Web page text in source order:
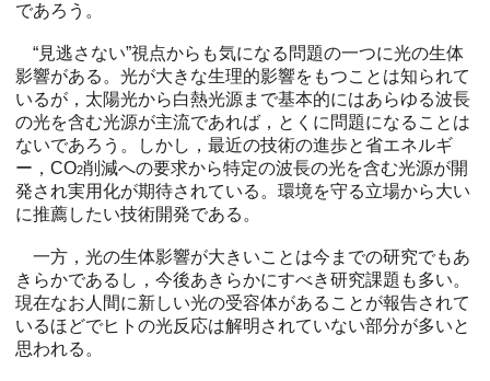
であろう。
“見逃さない”視点からも気になる問題の一つに光の生体
影響がある。光が大きな生理的影響をもつことは知られて
いるが，太陽光から白熱光源まで基本的にはあらゆる波長
の光を含む光源が主流であれば，とくに問題になることは
ないであろう。しかし，最近の技術の進歩と省エネルギ
ー，CO2削減への要求から特定の波長の光を含む光源が開
発され実用化が期待されている。環境を守る立場から大い
に推薦したい技術開発である。
一方，光の生体影響が大きいことは今までの研究でもあ
きらかであるし，今後あきらかにすべき研究課題も多い。
現在なお人間に新しい光の受容体があることが報告されて
いるほどでヒトの光反応は解明されていない部分が多いと
思われる。